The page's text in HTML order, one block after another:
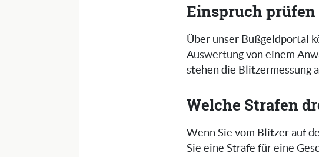
Einspruch prüfen
Über unser Bußgeldportal
Auswertung von einem
stehen die Blitzermessung
Welche Strafen
Wenn Sie vom Blitzer auf
Sie eine Strafe für eine